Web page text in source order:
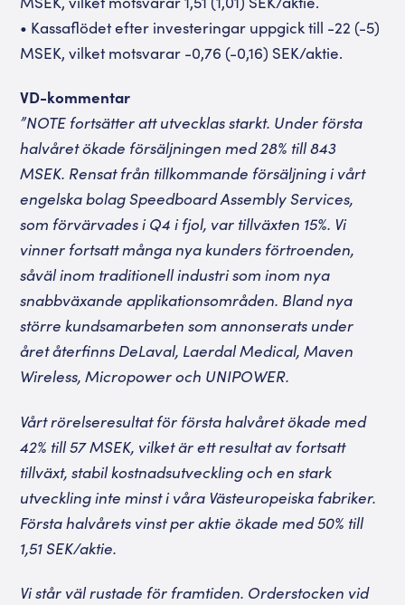
• Kassaflödet efter investeringar uppgick till -22 (-5)
MSEK, vilket motsvarar -0,76 (-0,16) SEK/aktie.
VD-kommentar
”NOTE fortsätter att utvecklas starkt. Under första
halvåret ökade försäljningen med 28% till 843
MSEK. Rensat från tillkommande försäljning i vårt
engelska bolag Speedboard Assembly Services,
som förvärvades i Q4 i fjol, var tillväxten 15%. Vi
vinner fortsatt många nya kunders förtroenden,
såväl inom traditionell industri som inom nya
snabbväxande applikationsområden. Bland nya
större kundsamarbeten som annonserats under
året återfinns DeLaval, Laerdal Medical, Maven
Wireless, Micropower och UNIPOWER.
Vårt rörelseresultat för första halvåret ökade med
42% till 57 MSEK, vilket är ett resultat av fortsatt
tillväxt, stabil kostnadsutveckling och en stark
utveckling inte minst i våra Västeuropeiska fabriker.
Första halvårets vinst per aktie ökade med 50% till
1,51 SEK/aktie.
Vi står väl rustade för framtiden. Orderstocken vid